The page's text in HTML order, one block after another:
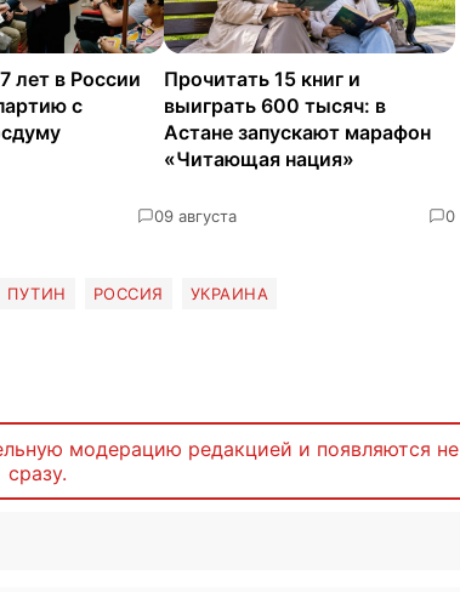
лет в России
с
0
Прочитать 15 книг и
выиграть 600 тысяч: в
Астане запускают марафон
«Читающая нация»
9 августа 0
ПУТИН РОССИЯ УКРАИНА
модерацию редакцией и появляются не
сразу.